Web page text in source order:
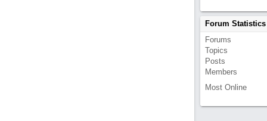
Forum Statistics
Forums
Topics
Posts
Members
Most Online